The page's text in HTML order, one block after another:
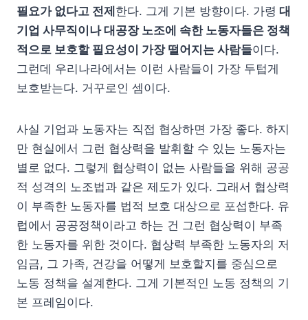
필요가 없다고 전제 한다. 그게 기본 방향이다. 가령 대
기업 사무직이나 대공장 노조에 속한 노동자들은 정책
적으로 보호할 필요성이 가장 떨어지는 사람들이다.
그런데 우리나라에서는 이런 사람들이 가장 두텁게
보호받는다. 거꾸로인 셈이다.
사실 기업과 노동자는 직접 협상하면 가장 좋다. 하지
만 현실에서 그런 협상력을 발휘할 수 있는 노동자는
별로 없다. 그렇게 협상력이 없는 사람들을 위해 공공
적 성격의 노조법과 같은 제도가 있다. 그래서 협상력
이 부족한 노동자를 법적 보호 대상으로 포섭한다. 유
럽에서 공공정책이라고 하는 건 그런 협상력이 부족
한 노동자를 위한 것이다. 협상력 부족한 노동자의 저
임금, 그 가족, 건강을 어떻게 보호할지를 중심으로
노동 정책을 설계한다. 그게 기본적인 노동 정책의 기
본 프레임이다.